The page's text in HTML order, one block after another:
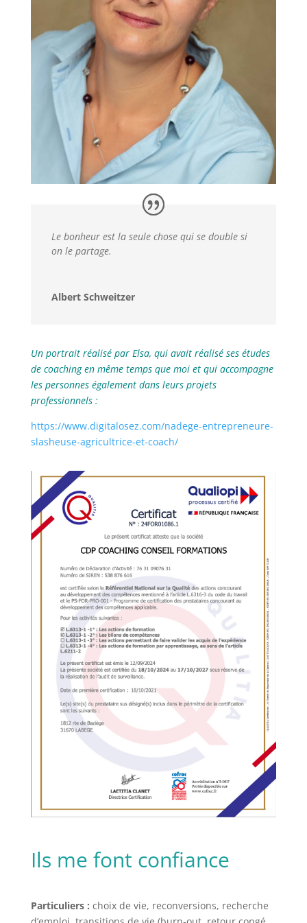
Le bonheur est la seule chose qui se double si
on le partage.
Albert Schweitzer
Un portrait réalisé par Elsa, qui avait réalisé ses études
de coaching en même temps que moi et qui accompagne
les personnes également dans leurs projets
professionnels :
https://www.digitalosez.com/nadege-entrepreneure-
slasheuse-agricultrice-et-coach/
Ils me font confiance
Particuliers : choix de vie, reconversions, recherche